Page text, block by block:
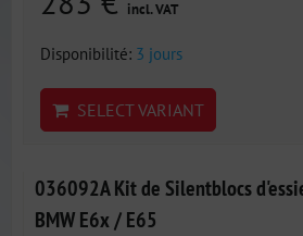
incl. VAT
Disponibilité: 3 jours
SELECT VARIANT
036092A Kit de Silentblocs
BMW E6x / E65